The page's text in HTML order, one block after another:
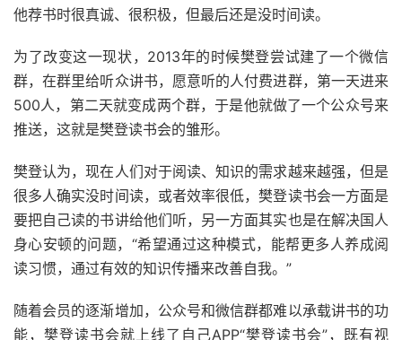
他荐书时很真诚、很积极，但最后还是没时间读。
为了改变这一现状，2013年的时候樊登尝试建了一个微信
群，在群里给听众讲书，愿意听的人付费进群，第一天进来
500人，第二天就变成两个群，于是他就做了一个公众号来
推送，这就是樊登读书会的雏形。
樊登认为，现在人们对于阅读、知识的需求越来越强，但是
很多人确实没时间读，或者效率很低，樊登读书会一方面是
要把自己读的书讲给他们听，另一方面其实也是在解决国人
身心安顿的问题，“希望通过这种模式，能帮更多人养成阅
读习惯，通过有效的知识传播来改善自我。”
随着会员的逐渐增加，公众号和微信群都难以承载讲书的功
能，樊登读书会就上线了自己APP“樊登读书会”，既有视